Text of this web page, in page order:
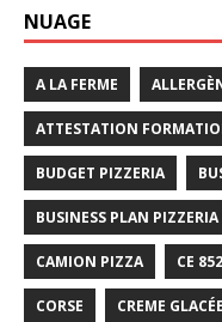
NUAGE
A LA FERME
ATTESTATION
BUDGET PIZZERIA
BUSINESS PLAN PIZZERIA
CAMION PIZZA CE
CORSE CREME GLACÉE